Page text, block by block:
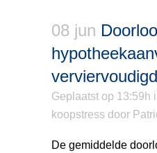
08 jun
verviervoudigd
Geplaatst op 13:59h
koopstress door
De gemiddelde